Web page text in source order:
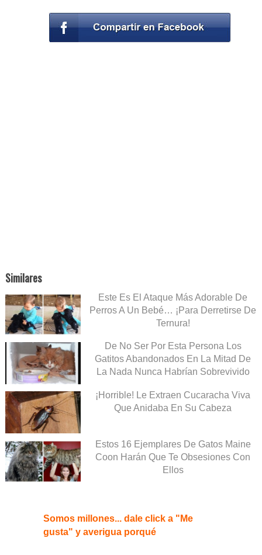
Similares
Este Es El Ataque Más Adorable De
Perros A Un Bebé… ¡Para Derretirse De
Ternura!
De No Ser Por Esta Persona Los
Gatitos Abandonados En La Mitad De
La Nada Nunca Habrían Sobrevivido
¡Horrible! Le Extraen Cucaracha Viva
Que Anidaba En Su Cabeza
Estos 16 Ejemplares De Gatos Maine
Coon Harán Que Te Obsesiones Con
Ellos
Somos millones... dale click a "Me
gusta" y averigua porqué